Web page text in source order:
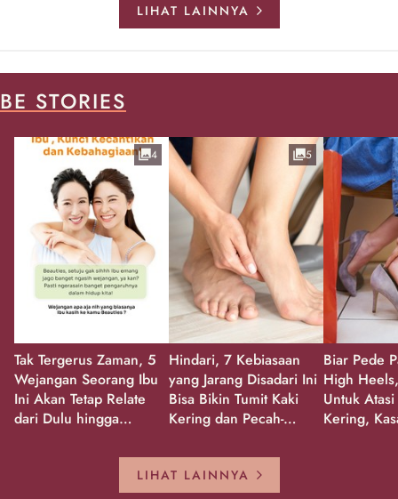
LIHAT LAINNYA
BE STORIES
Tak Tergerus Zaman, 5
Wejangan Seorang Ibu
Ini Akan Tetap Relate
dari Dulu hingga
4
Hindari, 7 Kebiasaan
yang Jarang Disadari Ini
Bisa Bikin Tumit Kaki
Kering dan Pecah-
5
Biar Pede
High
Untuk
Kering,
LIHAT LAINNYA